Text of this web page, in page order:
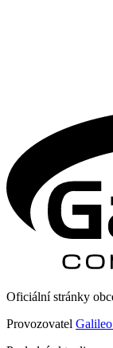
Oficiální stránky
Provozovatel